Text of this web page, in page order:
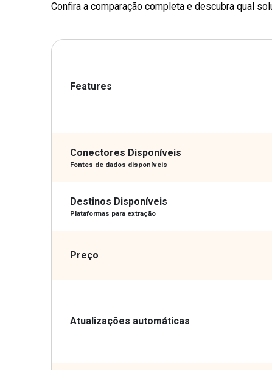
Confira a comparação completa e descubra qual
Features
Conectores Disponíveis
Fontes de dados disponíveis
Destinos Disponíveis
Plataformas para extração
Preço
Atualizações automáticas